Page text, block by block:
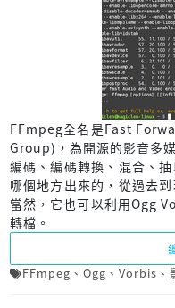
FFmpeg全名是Fast
Group)，為開源的影音多
編碼、編碼轉換、混合、
哪個地方出來的，從過去
當然，它也可以利用Ogg
轉檔。
FFmpeg 、 Ogg 、 Vorbis 、